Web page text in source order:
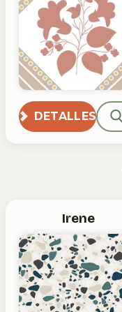
DETALLES
Irene